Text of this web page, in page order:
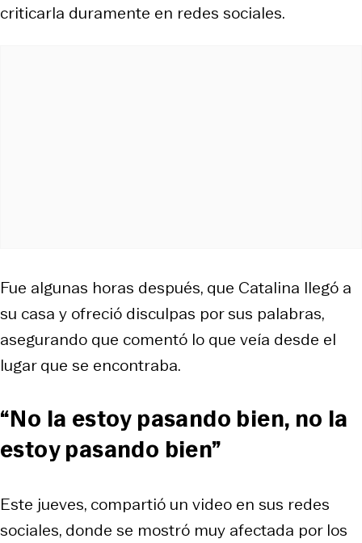
criticarla duramente en redes sociales.
Fue algunas horas después, que Catalina llegó a
su casa y ofreció disculpas por sus palabras,
asegurando que comentó lo que veía desde el
lugar que se encontraba.
“No la estoy pasando bien, no la
estoy pasando bien”
Este jueves, compartió un video en sus redes
sociales, donde se mostró muy afectada por los